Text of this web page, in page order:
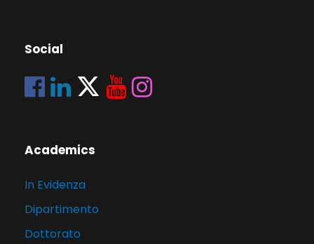
Social
Academics
In Evidenza
Dipartimento
Dottorato